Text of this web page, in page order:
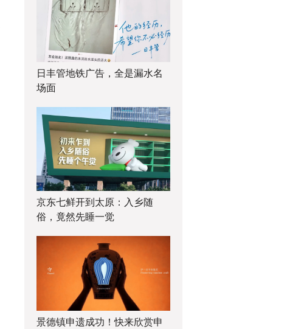
日丰管地铁广告，全是漏水名
场面
京东七鲜开到太原：入乡随
俗，竟然先睡一觉
景德镇申遗成功！快来欣赏申